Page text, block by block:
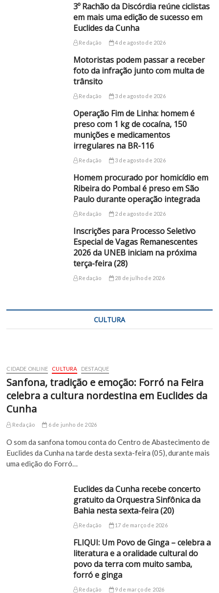
3º Rachão da Discórdia reúne ciclistas
em mais uma edição de sucesso em
Euclides da Cunha
Redação 4 de agosto de 2026
Motoristas podem passar a receber
foto da infração junto com multa de
trânsito
Redação 3 de agosto de 2026
Operação Fim de Linha: homem é
preso com 1 kg de cocaína, 150
munições e medicamentos
irregulares na BR-116
Redação 3 de agosto de 2026
Homem procurado por homicídio em
Ribeira do Pombal é preso em São
Paulo durante operação integrada
Redação 2 de agosto de 2026
Inscrições para Processo Seletivo
Especial de Vagas Remanescentes
2026 da UNEB iniciam na próxima
terça-feira (28)
Redação 28 de julho de 2026
CULTURA
CIDADE ONLINE CULTURA DESTAQUE
Sanfona, tradição e emoção: Forró na Feira
celebra a cultura nordestina em Euclides da
Cunha
Redação 6 de junho de 2026
O som da sanfona tomou conta do Centro de Abastecimento de
Euclides da Cunha na tarde desta sexta-feira (05), durante mais
uma edição do Forró…
Euclides da Cunha recebe concerto
gratuito da Orquestra Sinfônica da
Bahia nesta sexta-feira (20)
Redação 17 de março de 2026
FLIQUI: Um Povo de Ginga – celebra a
literatura e a oralidade cultural do
povo da terra com muito samba,
forró e ginga
Redação 9 de março de 2026